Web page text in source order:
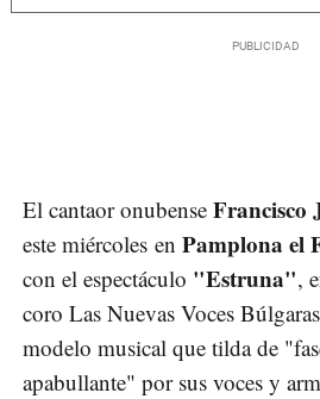
El cantaor onubense Francisco
este miércoles en Pamplona el
con el espectáculo "Estruna",
coro Las Nuevas Voces
modelo musical que tilda de
apabullante" por sus voces y